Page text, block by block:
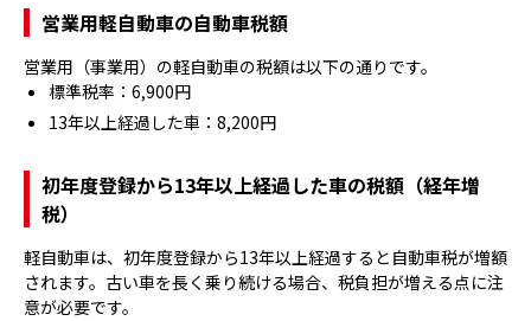
営業用軽自動車の自動車税額
営業用（事業用）の軽自動車の税額は以下の通りです。
標準税率：6,900円
13年以上経過した車：8,200円
初年度登録から13年以上経過した車の税額（経年増
税）
軽自動車は、初年度登録から13年以上経過すると自動車税が増額
されます。古い車を長く乗り続ける場合、税負担が増える点に注
意が必要です。